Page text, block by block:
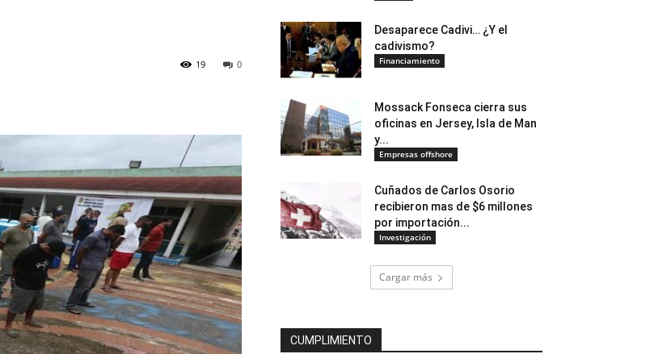
0
19
Desaparece Cadivi… ¿Y el
cadivismo?
Financiamiento
Mossack Fonseca cierra sus
oficinas en Jersey, Isla de Man
y...
Empresas offshore
Cuñados de Carlos Osorio
recibieron mas de $6 millones
por importación...
Investigación
Cargar más
CUMPLIMIENTO